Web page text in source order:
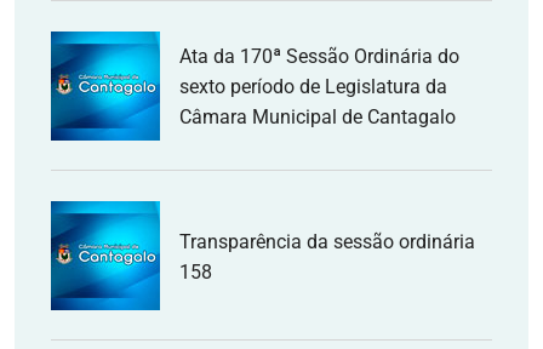
Ata da 170ª Sessão Ordinária do
sexto período de Legislatura da
Câmara Municipal de Cantagalo
Transparência da sessão ordinária
158